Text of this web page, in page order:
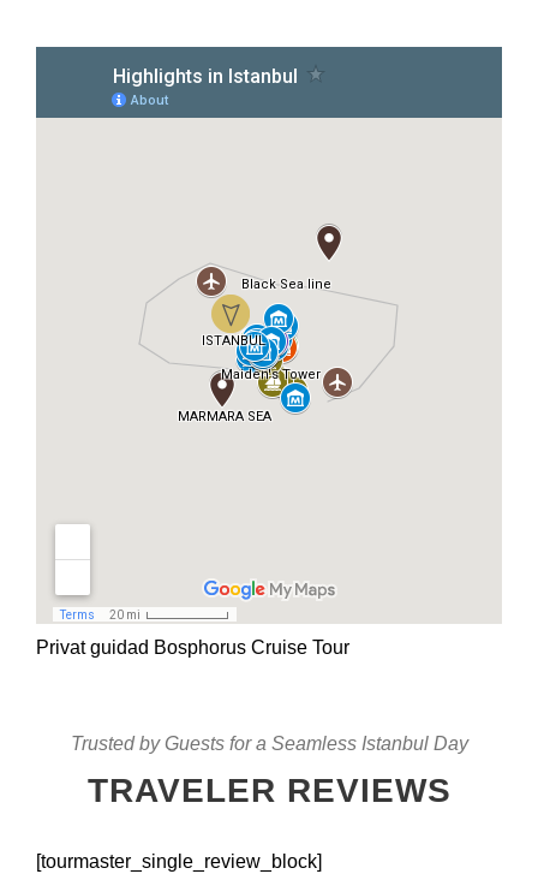
Privat guidad Bosphorus Cruise Tour
Trusted by Guests for a Seamless Istanbul Day
TRAVELER REVIEWS
[tourmaster_single_review_block]